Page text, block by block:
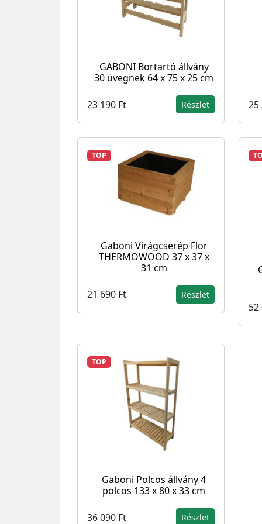
GABONI Bortartó állvány
30 üvegnek 64 x 75 x 25 cm
23 190 Ft Részlet 25
TOP
Gaboni Virágcserép Flor
THERMOWOOD 37 x 37 x
31 cm
21 690 Ft Részlet
52
TOP
Gaboni Polcos állvány 4
polcos 133 x 80 x 33 cm
36 090 Ft Részlet